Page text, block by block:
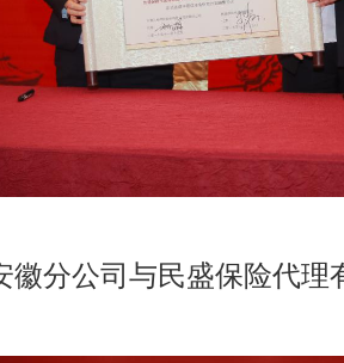
徽分公司与民盛保险代理